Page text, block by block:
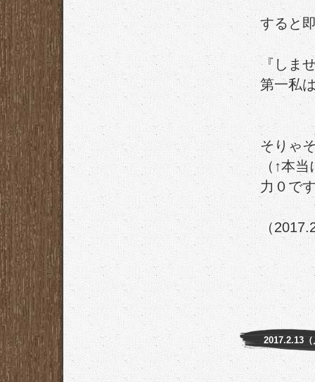
すると
『しま
第一私
そりゃ
（↑本当
力０で
（
2017.2.13（